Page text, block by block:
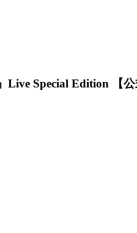
Special Edition 【